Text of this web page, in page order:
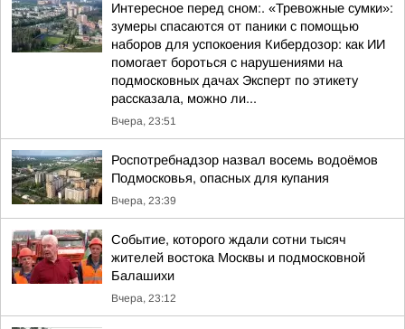
Интересное перед сном:. «Тревожные сумки»:
зумеры спасаются от паники с помощью
наборов для успокоения Кибердозор: как ИИ
помогает бороться с нарушениями на
подмосковных дачах Эксперт по этикету
рассказала, можно ли...
Вчера, 23:51
Роспотребнадзор назвал восемь водоёмов
Подмосковья, опасных для купания
Вчера, 23:39
Событие, которого ждали сотни тысяч
жителей востока Москвы и подмосковной
Балашихи
Вчера, 23:12